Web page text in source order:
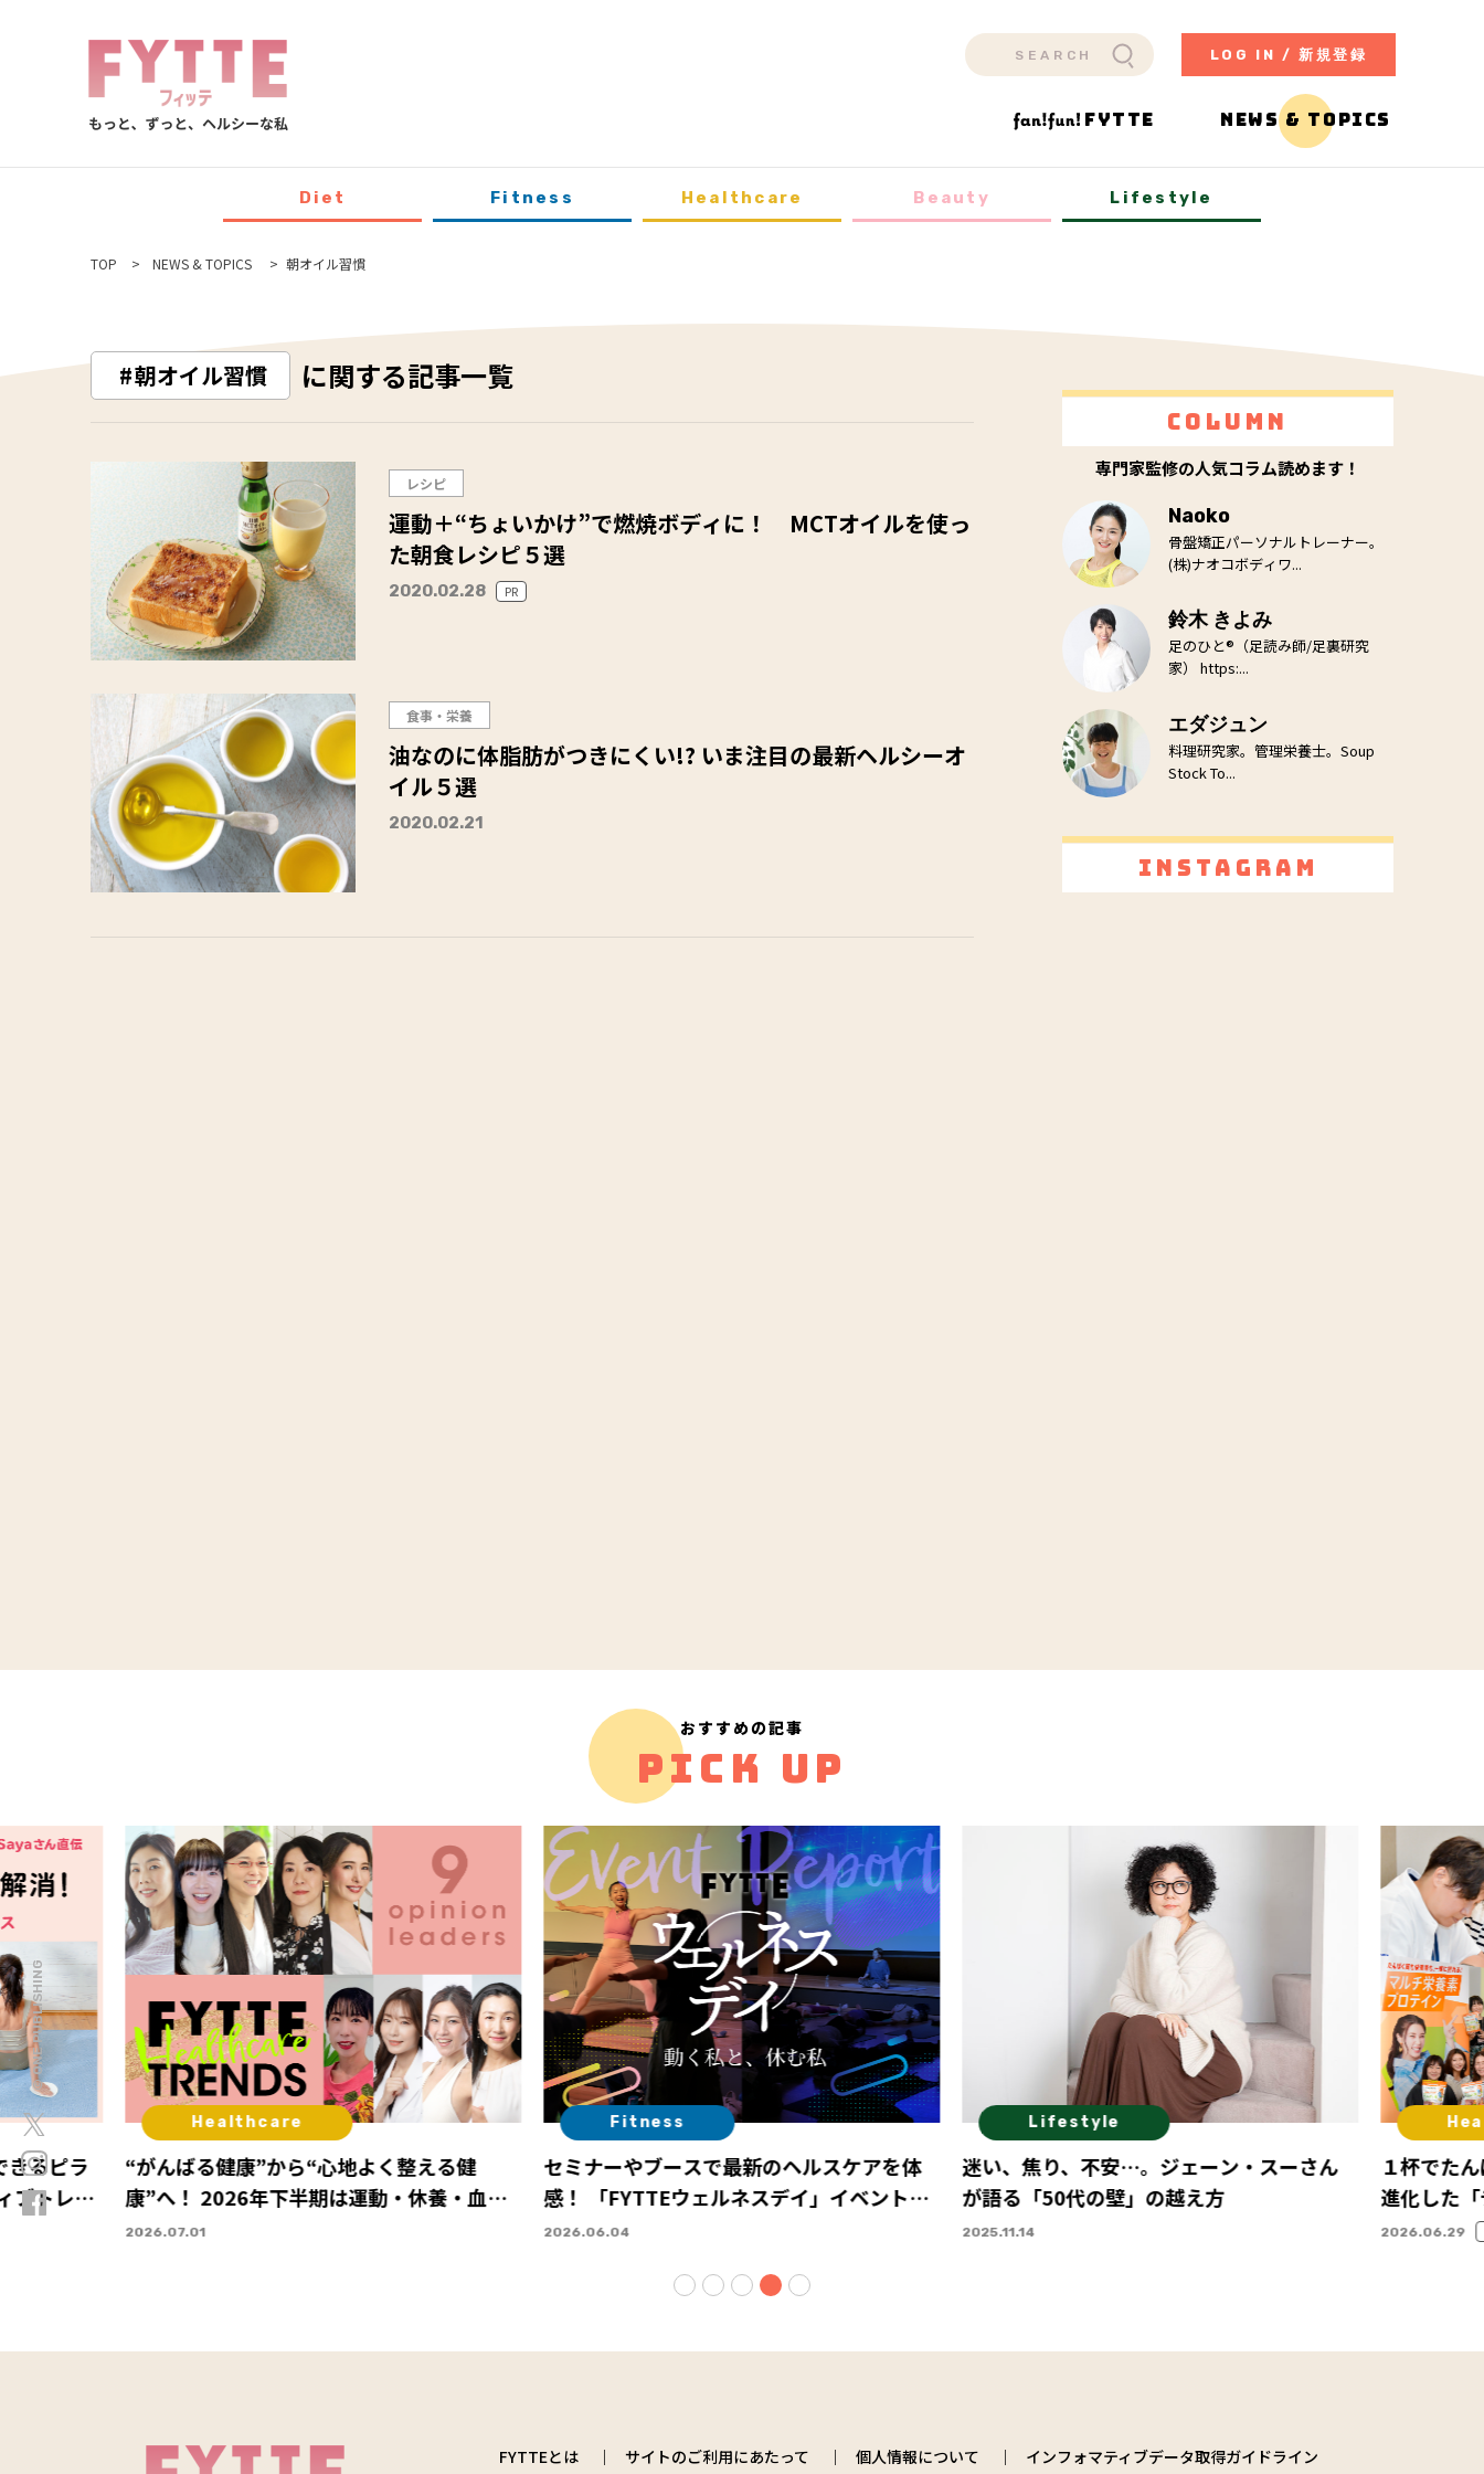
LOG IN / 新規登録
FYTTE NEWS & TOPICS
© ONE PUBLISHING
Diet Fitness Healthcare Beauty Lifestyle
TOP NEWS & TOPICS 朝オイル習慣
朝オイル習慣 に関する記事一覧
レシピ
運動＋“ちょいかけ”で燃焼ボディに！ MCTオイルを使っ
た朝食レシピ５選
2020.02.28 PR
食事・栄養
油なのに体脂肪がつきにくい!? いま注目の最新ヘルシーオ
イル５選
2020.02.21
Column
専門家監修の人気コラム読めます！
Naoko
骨盤矯正パーソナルトレーナー。
(株)ナオコボディワ...
鈴木 きよみ
足のひと®（足読み師/足裏研究
家） https:...
エダジュン
料理研究家。管理栄養士。Soup
Stock To...
Instagram
おすすめの記事
PICK UP
きるピラ
ブトレー
Healthcare
“がんばる健康”から“心地よく整える健
康”へ！ 2026年下半期は運動・休養・血糖
ケアに注目
2026.07.01
Fitness
セミナーやブースで最新のヘルスケアを体
感！ 「FYTTEウェルネスデイ」イベントレ
ポート
2026.06.04
Lifestyle
迷い、焦り、不安…。ジェーン・スーさん
が語る「50代の壁」の越え方
2025.11.14
１杯でた
進化した
ニューア
2026.06.29
FYTTEとは サイトのご利用にあたって 個人情報について インフォマティブデータ取得ガイドライン